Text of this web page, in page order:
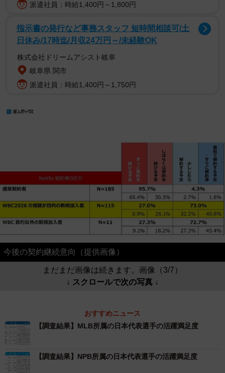
派遣社員：時給1,400円～1,800円
指示書の発行など事務スタッフ 短時間相談可/土
日休み/17時迄/月収24万円～/未経験OK
株式会社ドリームアシスト岐阜
岐阜県 関市
派遣社員：時給1,400円～1,750円
今後の契約継続意向（提供画像）
まだまだ画像は続きます。画像（3/7）
↓ スクロールで次の写真 ↓
おすすめニュース
【調査結果】MLB所属の日本代表選手の活躍満足度
【調査結果】NPB所属の日本代表選手の活躍満足度